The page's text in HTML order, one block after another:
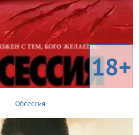
18+
Обсессия